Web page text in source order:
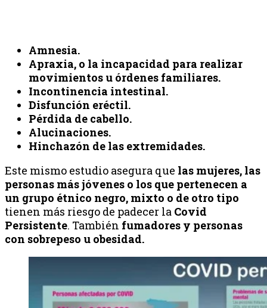
Amnesia.
Apraxia, o la incapacidad para realizar
movimientos u órdenes familiares.
Incontinencia intestinal.
Disfunción eréctil.
Pérdida de cabello.
Alucinaciones.
Hinchazón de las extremidades.
Este mismo estudio asegura que las mujeres, las
personas más jóvenes o los que pertenecen a
un grupo étnico negro, mixto o de otro tipo
tienen más riesgo de padecer la Covid
Persistente. También fumadores y personas
con sobrepeso u obesidad.